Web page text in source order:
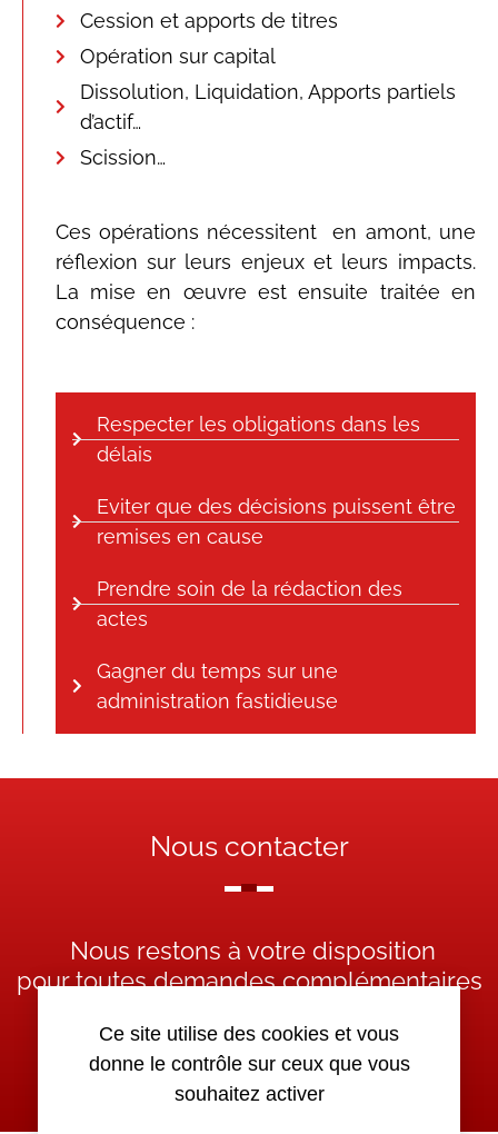
Cession et apports de titres
Opération sur capital
Dissolution, Liquidation, Apports partiels
d’actif…
Scission…
Ces opérations nécessitent en amont, une
réflexion sur leurs enjeux et leurs impacts.
La mise en œuvre est ensuite traitée en
conséquence :
Respecter les obligations dans les
délais
Eviter que des décisions puissent être
remises en cause
Prendre soin de la rédaction des
actes
Gagner du temps sur une
administration fastidieuse
Nous contacter
Nous restons à votre disposition
pour toutes demandes complémentaires
Nous contacter
Ce site utilise des cookies et vous
donne le contrôle sur ceux que vous
souhaitez activer